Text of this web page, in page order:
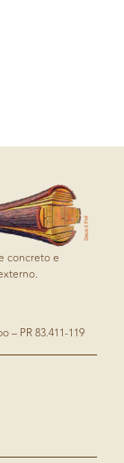
concreto e
– PR 83.411-119